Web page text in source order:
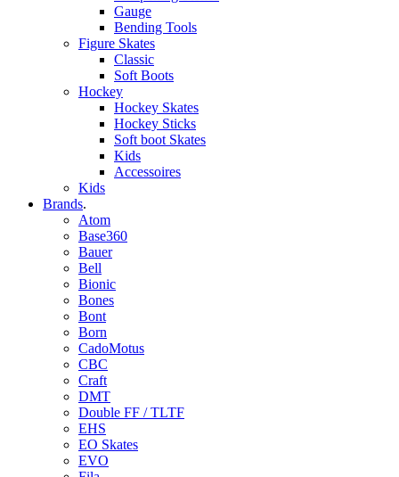
Gauge
Bending Tools
Figure Skates
Classic
Soft Boots
Hockey
Hockey Skates
Hockey Sticks
Soft boot Skates
Kids
Accessoires
Kids
Brands.
Atom
Base360
Bauer
Bell
Bionic
Bones
Bont
Born
CadoMotus
CBC
Craft
DMT
Double FF / TLTF
EHS
EO Skates
EVO